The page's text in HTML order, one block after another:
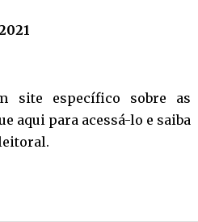
site específico sobre as
aqui para acessá-lo e saiba